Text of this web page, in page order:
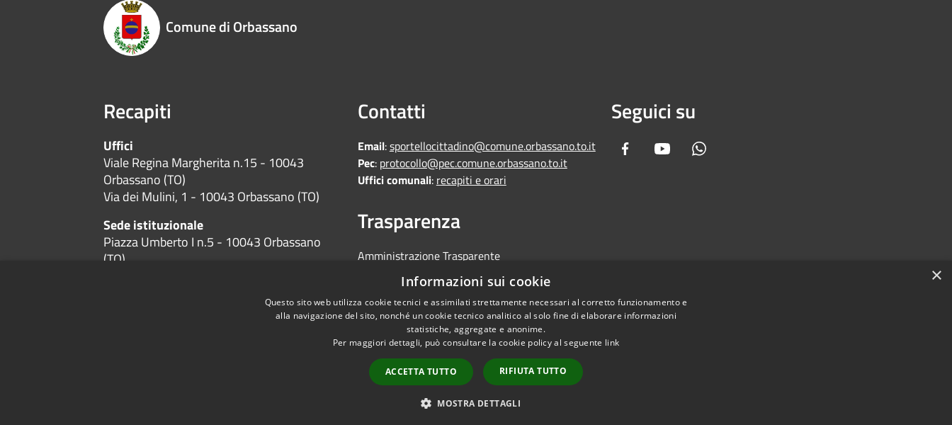
Comune di Orbassano
Recapiti
Uffici
Viale Regina Margherita n.15 - 10043
Orbassano (TO)
Via dei Mulini, 1 - 10043 Orbassano (TO)
Sede istituzionale
Piazza Umberto I n.5 - 10043 Orbassano
(TO)
Contatti
Email:sportellocittadino@comune.orbassano.to.it
Pec: protocollo@pec.comune.orbassano.to.it
Uffici comunali: recapiti e orari
Trasparenza
Amministrazione Trasparente
Informative Privacy
Area riservata
Segnalazioni di non conformità
Seguici su
Facebook Youtube
Mappa del sito Copyright © 2026 • Comune di Orbassano • Powered by
×
Informazioni sui cookie
Questo sito web utilizza cookie tecnici e assimilati strettamente necessari al corretto funzionamento e
alla navigazione del sito, nonché un cookie tecnico analitico al solo fine di elaborare informazioni
statistiche, aggregate e anonime.
Per maggiori dettagli, può consultare la cookie policy al seguente link
ACCETTA TUTTO RIFIUTA TUTTO
MOSTRA DETTAGLI